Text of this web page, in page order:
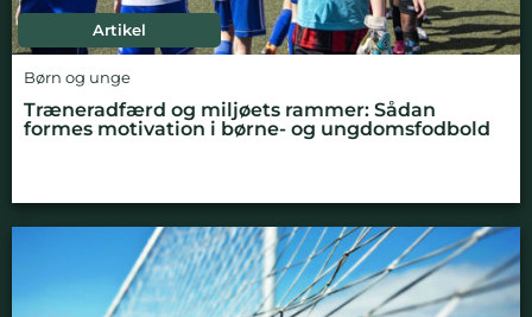
Artikel
Børn og unge
Træneradfærd og miljøets rammer: Sådan
formes motivation i børne- og ungdomsfodbold